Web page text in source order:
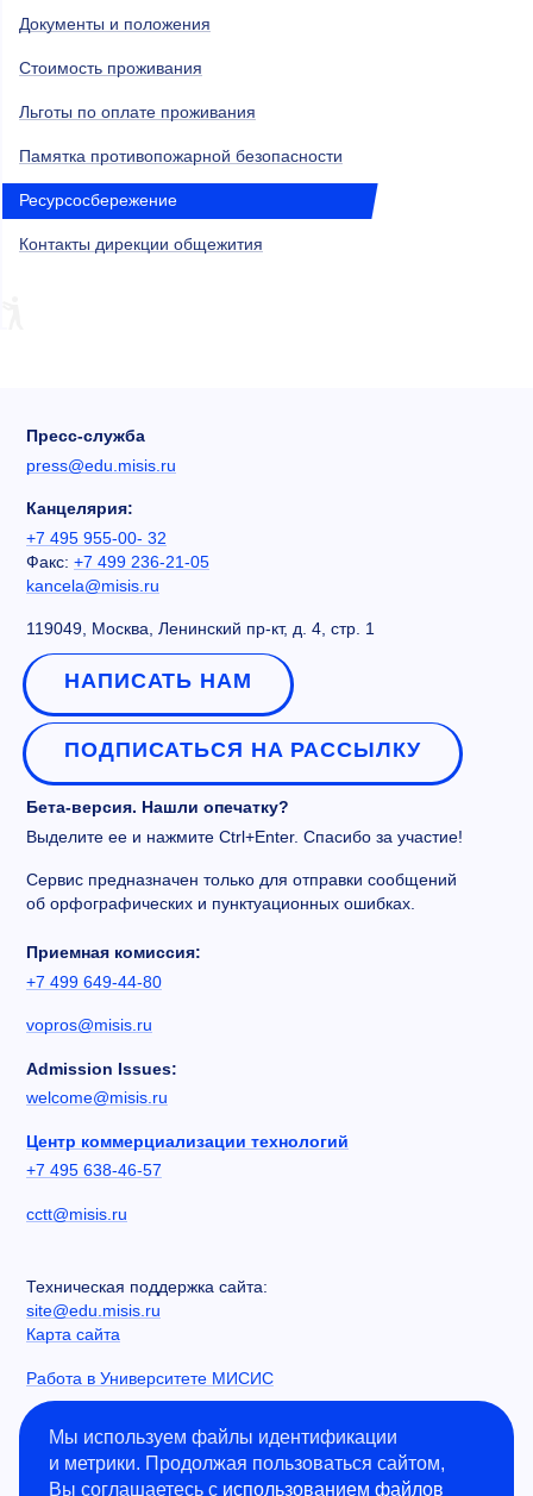
Документы и положения
Стоимость проживания
Льготы по оплате проживания
Памятка противопожарной безопасности
Ресурсосбережениe
Контакты дирекции общежития
Пресс-служба
press@edu.misis.ru
Канцелярия:
+7 495 955-00- 32
Факс: +7 499 236-21-05
kancela@misis.ru
119049, Москва, Ленинский пр-кт, д. 4, стр. 1
НАПИСАТЬ НАМ
ПОДПИСАТЬСЯ НА РАССЫЛКУ
Бета-версия. Нашли опечатку?
Выделите ее и нажмите Ctrl+Enter. Спасибо за участие!
Сервис предназначен только для отправки сообщений
об орфографических и пунктуационных ошибках.
Приемная комиссия:
+7 499 649-44-80
vopros@misis.ru
Admission Issues:
welcome@misis.ru
Центр коммерциализации технологий
+7 495 638-46-57
cctt@misis.ru
Техническая поддержка сайта:
site@edu.misis.ru
Карта сайта
Работа в Университете МИСИС
Информация о закупках
Мы используем файлы идентификации
и метрики. Продолжая пользоваться сайтом,
Вы соглашаетесь с использованием файлов